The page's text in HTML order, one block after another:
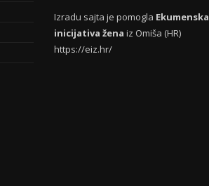
Izradu sajta je pomogla Ekumenska
inicijativa žena iz Omiša (HR)
https://eiz.hr/